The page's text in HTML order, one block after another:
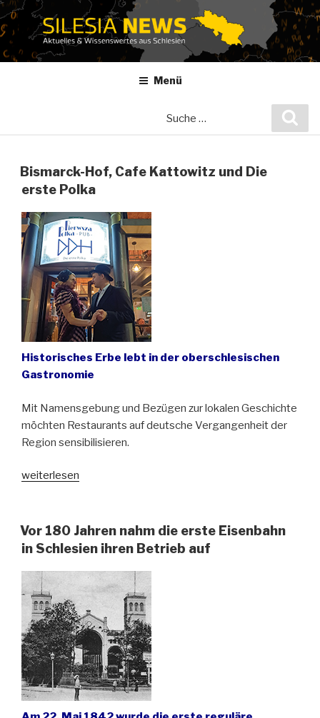
Zum
Inhalt
springen
Menü
Bismarck-Hof, Cafe Kattowitz und Die
erste Polka
Historisches Erbe lebt in der oberschlesischen
Gastronomie
Mit Namensgebung und Bezügen zur lokalen Geschichte
möchten Restaurants auf deutsche Vergangenheit der
Region sensibilisieren.
„Bismarck-
Kattowitz
und
erste
Polka“
weiterlesen
Vor 180 Jahren nahm die erste Eisenbahn
in Schlesien ihren Betrieb auf